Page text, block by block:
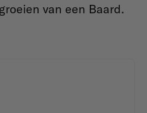
van een Baard.